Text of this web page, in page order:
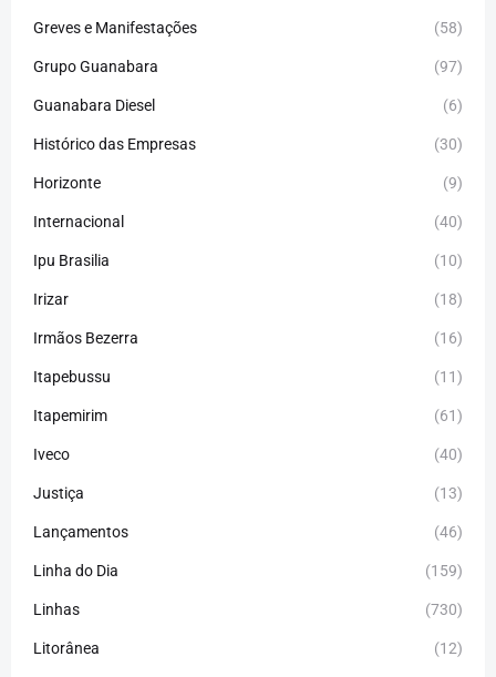
Greves e Manifestações (58)
Grupo Guanabara (97)
Guanabara Diesel (6)
Histórico das Empresas (30)
Horizonte (9)
Internacional (40)
Ipu Brasilia (10)
Irizar (18)
Irmãos Bezerra (16)
Itapebussu (11)
Itapemirim (61)
Iveco (40)
Justiça (13)
Lançamentos (46)
Linha do Dia (159)
Linhas (730)
Litorânea (12)